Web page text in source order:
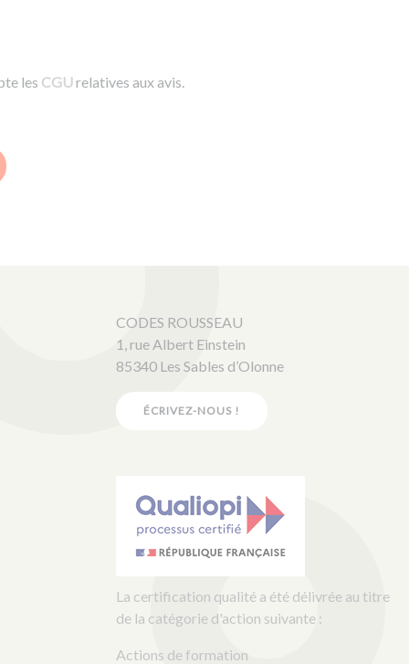
les CGUrelatives aux avis.
CODES ROUSSEAU
1, rue Albert Einstein
85340 Les Sables d’Olonne
ÉCRIVEZ-NOUS !
La certification qualité a été délivrée au titre
de la catégorie d'action suivante :
Actions de formation